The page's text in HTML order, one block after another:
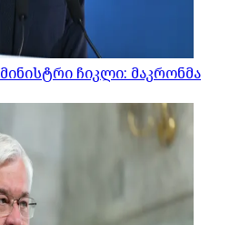
ჩიკლი: მაკრონმა